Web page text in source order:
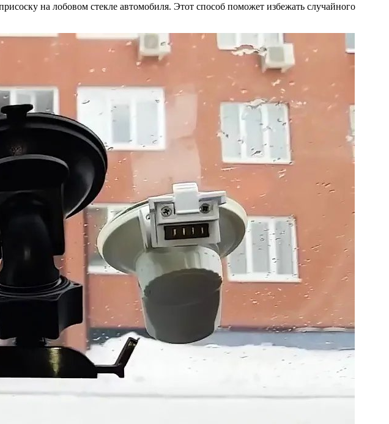
на лобовом стекле автомобиля. Этот способ поможет избежать случайного